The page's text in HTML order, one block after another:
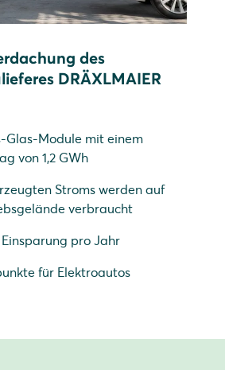
des
DRÄXLMAIER
Glas-Module mit einem
von 1,2 GWh
Stroms werden auf
verbraucht
pro Jahr
für Elektroautos